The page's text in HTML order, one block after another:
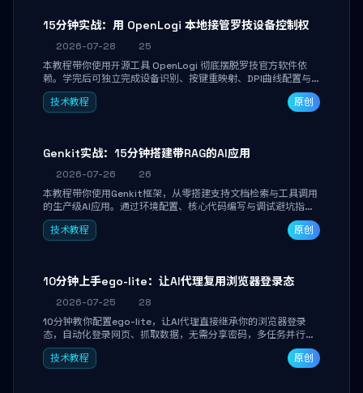
15分钟实战：用 OpenLogi 本地接管罗技设备控制权
2026-07-28
25
本教程带你使用开源工具 OpenLogi 彻底摆脱罗技官方软件依
赖。学完后可独立完成设备识别、按键重映射、DPI曲线配置与
SmartShift调节，实现完全离线控制，保护隐私并释放硬件性
能。
技术教程 原创
Genkit实战：15分钟搭建带RAG的AI应用
2026-07-26
26
本教程带你使用Genkit框架，从零搭建支持文档检索与工具调用
的生产级AI应用。通过环境配置、核心代码编写与调试避坑指
南，学完即可掌握多模型切换、RAG管道构建及函数调用注册，
独立开发高效AI智能体。
技术教程 原创
10分钟上手ego-lite：让AI代理复用浏览器登录态
2026-07-25
28
10分钟教你配置ego-lite，让AI代理直接继承你的浏览器登录
态，自动化登录网页、抓取数据，无需分享密码，多任务并行不
干扰日常使用。
技术教程
原创